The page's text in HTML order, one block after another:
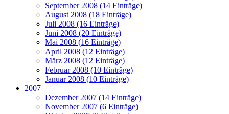
September 2008 (14 Einträge)
August 2008 (18 Einträge)
Juli 2008 (16 Einträge)
Juni 2008 (20 Einträge)
Mai 2008 (16 Einträge)
April 2008 (12 Einträge)
März 2008 (12 Einträge)
Februar 2008 (10 Einträge)
Januar 2008 (10 Einträge)
2007
Dezember 2007 (14 Einträge)
November 2007 (6 Einträge)